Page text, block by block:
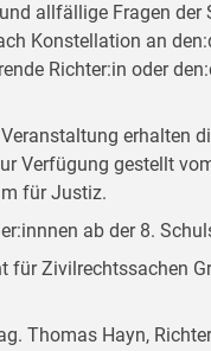
allfällige Fragen der
Konstellation an
Richter:in oder
erhalten
Verfügung gestellt
für Justiz.
ab der 8.
für Zivilrechtssachen
Thomas Hayn,